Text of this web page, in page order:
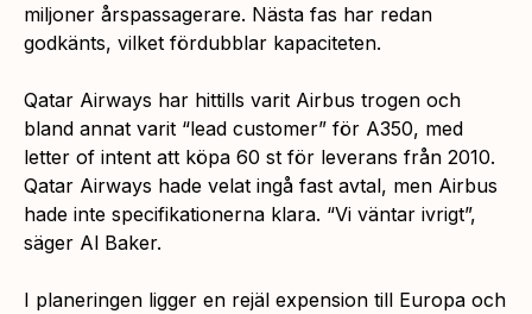
miljoner årspassagerare. Nästa fas har redan
godkänts, vilket fördubblar kapaciteten.
Qatar Airways har hittills varit Airbus trogen och
bland annat varit “lead customer” för A350, med
letter of intent att köpa 60 st för leverans från 2010.
Qatar Airways hade velat ingå fast avtal, men Airbus
hade inte specifikationerna klara. “Vi väntar ivrigt”,
säger Al Baker.
I planeringen ligger en rejäl expension till Europa och